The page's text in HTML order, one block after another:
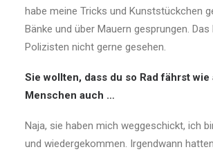
habe meine Tricks und Kunststückchen
Bänke und über Mauern gesprungen. Das
Polizisten nicht gerne gesehen.
Sie wollten, dass du so Rad fährst wie
Menschen auch …
Naja, sie haben mich weggeschickt, ich
und wiedergekommen. Irgendwann